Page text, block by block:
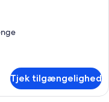
Tjek tilgængelighed